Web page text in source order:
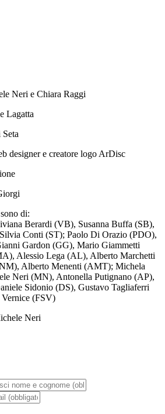
Neri e Chiara Raggi
Lagatta
designer e creatore logo ArDisc
di:
Berardi (VB), Susanna Buffa (SB),
Conti (ST); Paolo Di Orazio (PDO),
Gardon (GG), Mario Giammetti
Alessio Lega (AL), Alberto Marchetti
Alberto Menenti (AMT); Michela
Neri (MN), Antonella Putignano (AP),
Sidonio (DS), Gustavo Tagliaferri
(FSV)
Neri